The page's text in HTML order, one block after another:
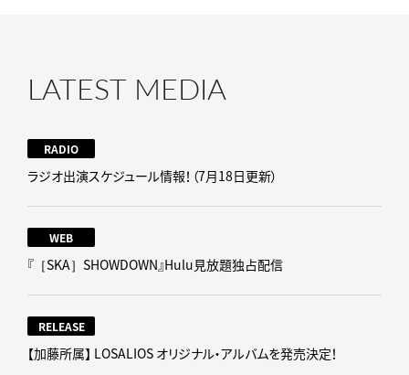
LATEST MEDIA
RADIO
ラジオ出演スケジュール情報！（7月18日更新）
WEB
『［SKA］SHOWDOWN』Hulu見放題独占配信
RELEASE
【加藤所属】 LOSALIOS オリジナル・アルバムを発売決定！